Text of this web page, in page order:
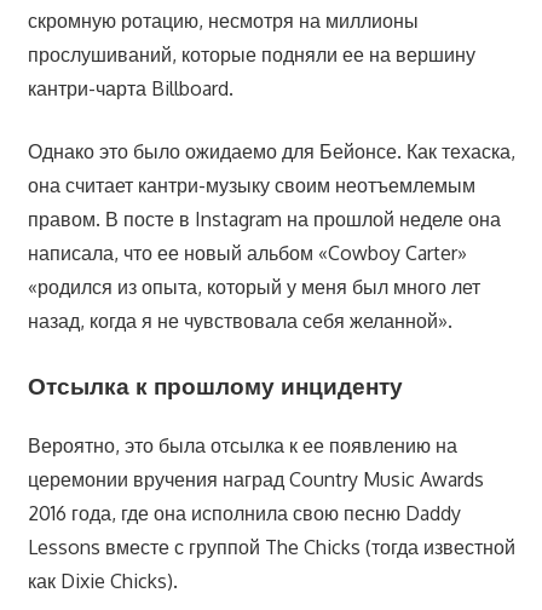
скромную ротацию, несмотря на миллионы
прослушиваний, которые подняли ее на вершину
кантри-чарта Billboard.
Однако это было ожидаемо для Бейонсе. Как техаска,
она считает кантри-музыку своим неотъемлемым
правом. В посте в Instagram на прошлой неделе она
написала, что ее новый альбом «Cowboy Carter»
«родился из опыта, который у меня был много лет
назад, когда я не чувствовала себя желанной».
Отсылка к прошлому инциденту
Вероятно, это была отсылка к ее появлению на
церемонии вручения наград Country Music Awards
2016 года, где она исполнила свою песню Daddy
Lessons вместе с группой The Chicks (тогда известной
как Dixie Chicks).